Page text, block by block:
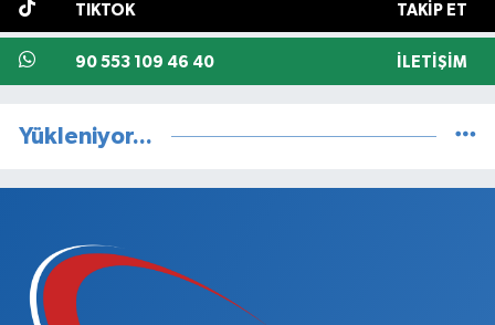
TIKTOK TAKIP ET
90 553 109 46 40 İLETIŞIM
Yükleniyor...